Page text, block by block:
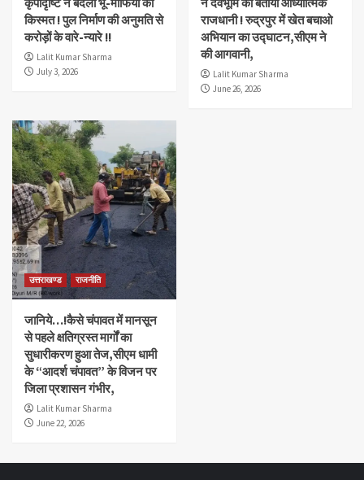
किस्मत ! पुल निर्माण की अनुमति से
करोड़ों के वारे-न्यारे !!
Lalit Kumar Sharma
July 3, 2026
राजधानी ! रुद्रपुर में खेत बचाओ
अभियान का उद्घाटन,सीएम ने
की आगवानी,
Lalit Kumar Sharma
June 26, 2026
उत्तराखण्ड राजनीति
जानिये…!कैसे चंपावत में मानसून
से पहले क्षतिग्रस्त मार्गों का
सुधारीकरण हुआ तेज,सीएम धामी
के “आदर्श चंपावत” के विजन पर
जिला प्रशासन गंभीर,
Lalit Kumar Sharma
June 22, 2026